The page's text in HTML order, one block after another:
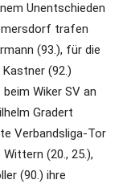
Unentschieden
trafen
(93.), für die
(92.)
Wiker SV an
Gradert
Verbandsliga-Tor
(20., 25.),
(90.) ihre